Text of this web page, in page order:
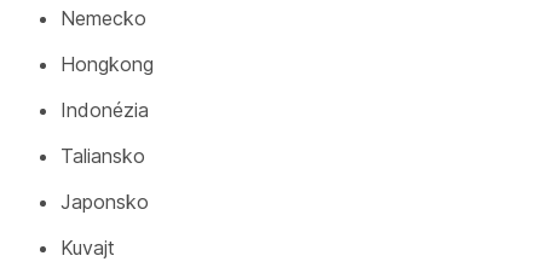
Nemecko
Hongkong
Indonézia
Taliansko
Japonsko
Kuvajt